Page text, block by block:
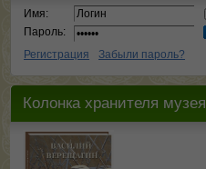
Имя:
Пароль:
Регистрация
Забыли пароль?
Колонка хранителя музея